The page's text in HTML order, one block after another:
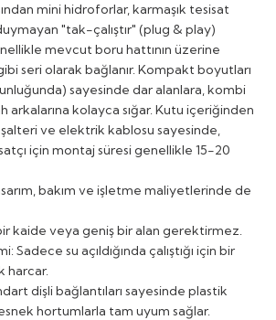
mini hidroforlar, karmaşık tesisat
"tak-çalıştır" (plug & play)
mevcut boru hattının üzerine
seri olarak bağlanır. Kompakt boyutları
sayesinde dar alanlara, kombi
arkalarına kolayca sığar. Kutu içeriğinden
şalteri ve elektrik kablosu sayesinde,
için montaj süresi genellikle 15-20
bakım ve işletme maliyetlerinde de
kaide veya geniş bir alan gerektirmez.
Sadece su açıldığında çalıştığı için bir
harcar.
dişli bağlantıları sayesinde plastik
hortumlarla tam uyum sağlar.